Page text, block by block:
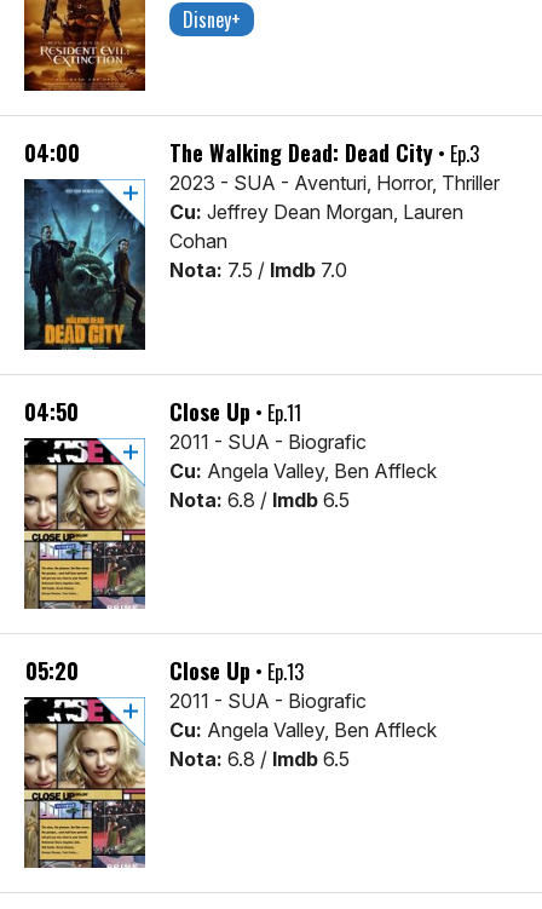
Disney+
04:00 The Walking Dead: Dead City • Ep.3
2023 - SUA - Aventuri, Horror, Thriller
Cu: Jeffrey Dean Morgan, Lauren
Cohan
Nota: 7.5 / Imdb 7.0
04:50 Close Up • Ep.11
2011 - SUA - Biografic
Cu: Angela Valley, Ben Affleck
Nota: 6.8 / Imdb 6.5
05:20 Close Up • Ep.13
2011 - SUA - Biografic
Cu: Angela Valley, Ben Affleck
Nota: 6.8 / Imdb 6.5